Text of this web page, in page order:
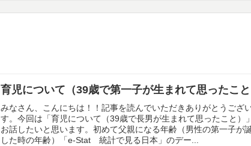
育児について（39歳で第一子が生まれて思ったこと
みなさん、こんにちは！！記事を読んでいただきありがとうござ
す。今回は「育児について（39歳で長男が生まれて思ったこと）
お話したいと思います。初めて父親になる年齢（男性の第一子が
した時の年齢）「e-Stat 統計で見る日本」のデー...